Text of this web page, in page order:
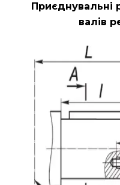
Приєднувальні
валів